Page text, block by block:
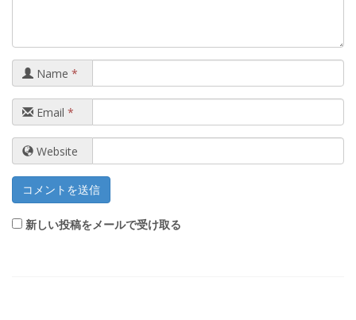
Name *
Email *
Website
新しい投稿をメールで受け取る